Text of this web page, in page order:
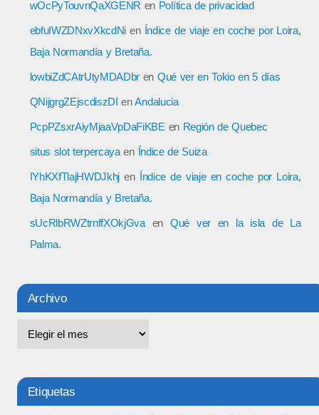
wOcPyTouvnQaXGENR en Política de privacidad
ebfuIWZDNxvXkcdNi en Índice de viaje en coche por Loira,
Baja Normandía y Bretaña.
lowbiZdCAtrUtyMDADbr en Qué ver en Tokio en 5 días
QNijgrgZEjscdiszDI enAndalucia
PcpPZsxrAiyMjaaVpDaFiKBE en Región de Quebec
situs slot terpercayaen Índice de Suiza
IYhKXfTlajHWDJkhj en Índice de viaje en coche por Loira,
Baja Normandía y Bretaña.
sUcRlbRWZtrnffXOkjGvaen Qué ver en la isla de La
Palma.
Archivo
Etiquetas